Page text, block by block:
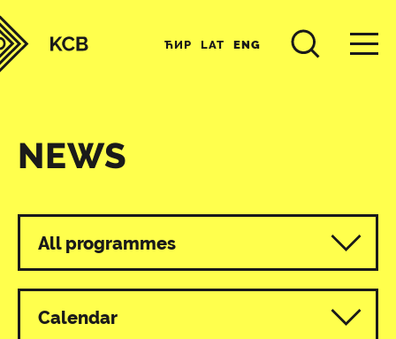
ЋИР LAT ENG
NEWS
All programmes
Calendar